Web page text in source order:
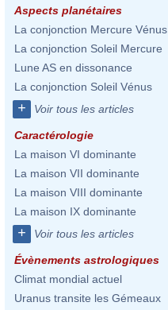
Aspects planétaires
La conjonction Mercure Vénus
La conjonction Soleil Mercure
Lune AS en dissonance
La conjonction Soleil Vénus
+ Voir tous les articles
Caractérologie
La maison VI dominante
La maison VII dominante
La maison VIII dominante
La maison IX dominante
+ Voir tous les articles
Évènements astrologiques
Climat mondial actuel
Uranus transite les Gémeaux